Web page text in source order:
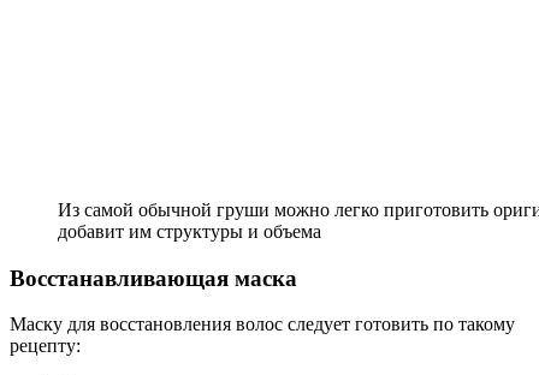
Из самой обычной груши можно легко приготовить
добавит им структуры и объема
Восстанавливающая маска
Маску для восстановления волос следует готовить по такому
рецепту: